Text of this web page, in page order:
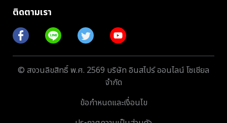
ติดตามเรา
© สงวนลิขสิทธิ์ พ.ศ. 2569 บริษัท อินสไปร์ ออนไลน์ โซเชียล
จำกัด
ข้อกำหนดและเงื่อนไข